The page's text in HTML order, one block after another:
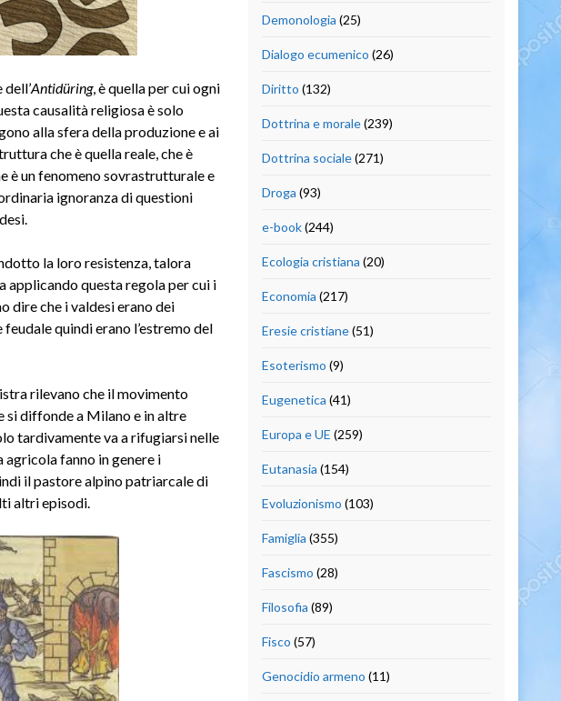
Antidüring, è quella per cui ogni
causalità religiosa è solo
alla sfera della produzione e ai
che è quella reale, che è
è un fenomeno sovrastrutturale e
ignoranza di questioni
la loro resistenza, talora
applicando questa regola per cui i
dire che i valdesi erano dei
quindi erano l’estremo del
rilevano che il movimento
si diffonde a Milano e in altre
tardivamente va a rifugiarsi nelle
agricola fanno in genere i
il pastore alpino patriarcale di
altri episodi.
Demonologia (25)
Dialogo ecumenico (26)
Diritto (132)
Dottrina e morale(239)
Dottrina sociale(271)
Droga (93)
e-book(244)
Ecologia cristiana (20)
Economia (217)
Eresie cristiane(51)
Esoterismo (9)
Eugenetica (41)
Europa e UE (259)
Eutanasia (154)
Evoluzionismo (103)
Famiglia (355)
Fascismo (28)
Filosofia (89)
Fisco (57)
Genocidio armeno (11)